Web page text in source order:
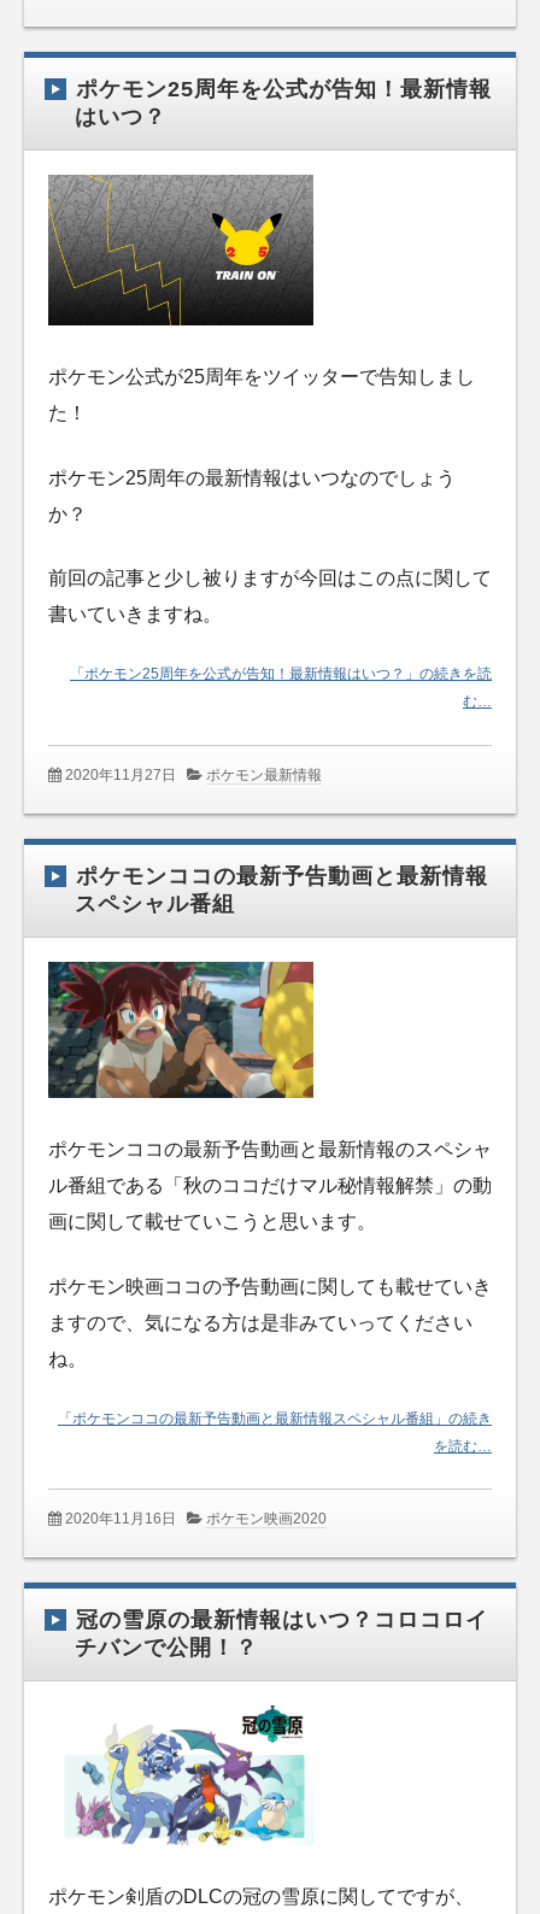
ポケモン25周年を公式が告知！最新情報
はいつ？
ポケモン公式が25周年をツイッターで告知しまし
た！
ポケモン25周年の最新情報はいつなのでしょう
か？
前回の記事と少し被りますが今回はこの点に関して
書いていきますね。
「ポケモン25周年を公式が告知！最新情報はいつ？」の続きを読
む…
2020年11月27日 ポケモン最新情報
ポケモンココの最新予告動画と最新情報
スペシャル番組
ポケモンココの最新予告動画と最新情報のスペシャ
ル番組である「秋のココだけマル秘情報解禁」の動
画に関して載せていこうと思います。
ポケモン映画ココの予告動画に関しても載せていき
ますので、気になる方は是非みていってください
ね。
「ポケモンココの最新予告動画と最新情報スペシャル番組」の続き
を読む…
2020年11月16日 ポケモン映画2020
冠の雪原の最新情報はいつ？コロコロイ
チバンで公開！？
ポケモン剣盾のDLCの冠の雪原に関してですが、